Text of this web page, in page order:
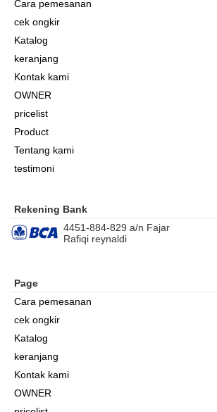
Cara pemesanan
cek ongkir
Katalog
keranjang
Kontak kami
OWNER
pricelist
Product
Tentang kami
testimoni
Rekening Bank
4451-884-829 a/n Fajar
Rafiqi reynaldi
Page
Cara pemesanan
cek ongkir
Katalog
keranjang
Kontak kami
OWNER